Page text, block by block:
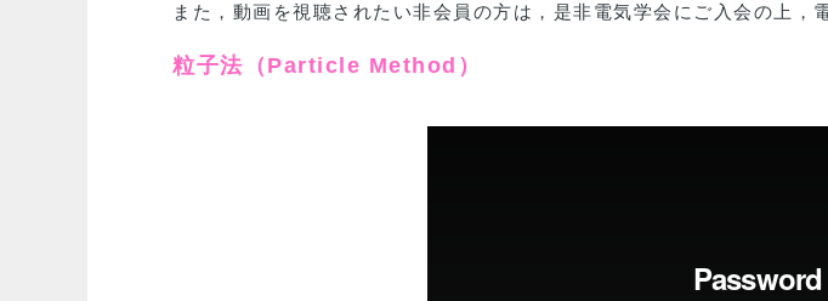
また，動画を視聴されたい非会員の方は，是非電気学会にご入会の上，
粒子法（Particle Method）